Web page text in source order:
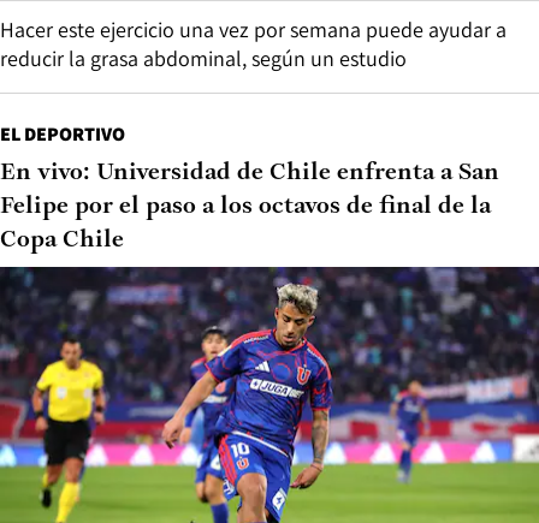
Hacer este ejercicio una vez por semana puede ayudar a
reducir la grasa abdominal, según un estudio
EL DEPORTIVO
En vivo: Universidad de Chile enfrenta a San
Felipe por el paso a los octavos de final de la
Copa Chile